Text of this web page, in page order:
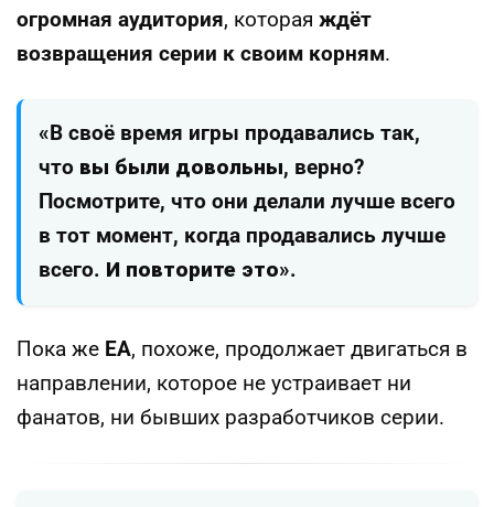
огромная аудитория, которая ждёт
возвращения серии к своим корням.
«В своё время игры продавались так,
что вы были довольны, верно?
Посмотрите, что они делали лучше всего
в тот момент, когда продавались лучше
всего. И повторите это».
Пока же EA, похоже, продолжает двигаться в
направлении, которое не устраивает ни
фанатов, ни бывших разработчиков серии.